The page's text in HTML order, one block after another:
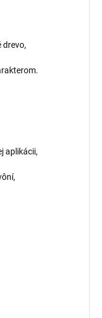
drevo,
aplikácii,